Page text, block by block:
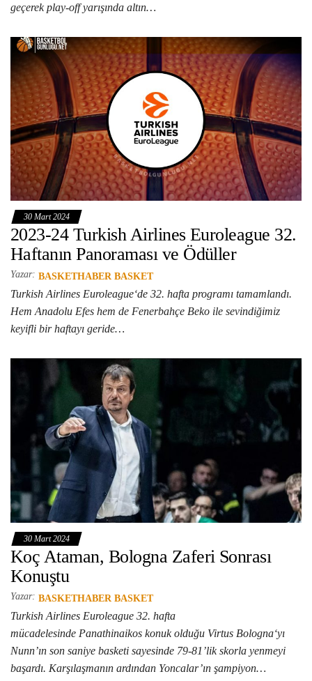
geçerek play-off yarışında altın…
30 Mart 2024
2023-24 Turkish Airlines Euroleague 32.
Haftanın Panoraması ve Ödüller
Yazar: BASKETHABER BASKET
Turkish Airlines Euroleague‘de 32. hafta programı tamamlandı.
Hem Anadolu Efes hem de Fenerbahçe Beko ile sevindiğimiz
keyifli bir haftayı geride…
30 Mart 2024
Koç Ataman, Bologna Zaferi Sonrası
Konuştu
Yazar: BASKETHABER BASKET
Turkish Airlines Euroleague 32. hafta
mücadelesinde Panathinaikos konuk olduğu Virtus Bologna‘yı
Nunn’ın son saniye basketi sayesinde 79-81’lik skorla yenmeyi
başardı. Karşılaşmanın ardından Yoncalar’ın şampiyon…